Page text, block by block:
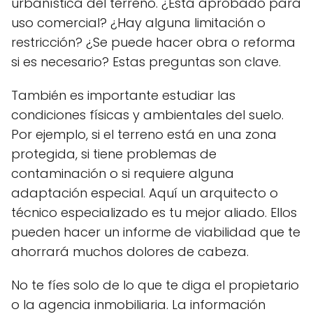
uso comercial? ¿Hay alguna limitación o
restricción? ¿Se puede hacer obra o reforma
si es necesario? Estas preguntas son clave.
También es importante estudiar las
condiciones físicas y ambientales del suelo.
Por ejemplo, si el terreno está en una zona
protegida, si tiene problemas de
contaminación o si requiere alguna
adaptación especial. Aquí un arquitecto o
técnico especializado es tu mejor aliado. Ellos
pueden hacer un informe de viabilidad que te
ahorrará muchos dolores de cabeza.
No te fíes solo de lo que te diga el propietario
o la agencia inmobiliaria. La información